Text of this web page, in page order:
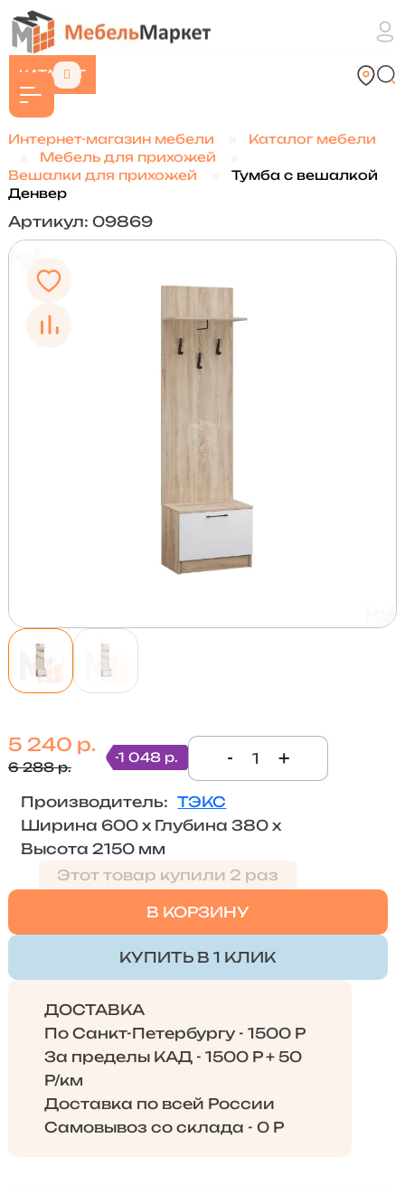
КАТАЛОГ
Интернет-магазин мебели
Каталог мебели
Мебель для прихожей
Вешалки для прихожей
Тумба с вешалкой
Денвер
Артикул: 09869
5 240 р.
6 288 р.
-1 048 р. - +
Производитель: ТЭКС
Ширина 600 x Глубина 380 x
Высота 2150 мм
Этот товар купили 2 раз
В КОРЗИНУ
КУПИТЬ В 1 КЛИК
ДОСТАВКА
По Санкт-Петербургу - 1500 Р
За пределы КАД - 1500 Р + 50
Р/км
Доставка по всей России
Самовывоз со склада - 0 Р